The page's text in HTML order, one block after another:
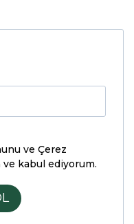
ve Çerez
kabul ediyorum.